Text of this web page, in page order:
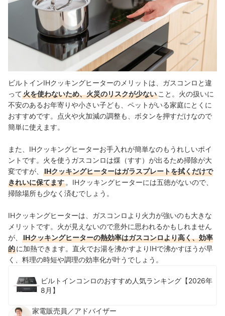
ビルトインIHクッキングヒーターのメリットは、ガスコンロと違
って火を使わないため、火災のリスクが少ない こと。火の扱いに
不安のあるお年寄りや小さい子ども、ペットがいる家庭にとくに
おすすめです。点火や火加減の調整も、ボタンを押すだけなので
簡単に使えます。
また、IHクッキングヒーターお手入れが簡単なのもうれしいポイ
ントです。火を使うガスコンロは煤（すす）が出るため掃除が大
変ですが、
IHクッキングヒーターはガラスプレートを拭くだけで
きれいに保てます 。IHクッキングヒーターには五徳がないので、
掃除場所も少なく済むでしょう。
IHクッキングヒーターは、ガスコンロより火力が強いのも大きな
メリットです。火が見えないので意外に思われるかもしれません
が、
IHクッキングヒーターの熱効率はガスコンロより高く、効率
的に加熱できます。直火でお湯を沸かすよりIHで沸かすほうが早
く、料理の時短や調理の効率化が叶うでしょう。
ビルトインコンロのおすすめ人気ランキング【2026年
8月】
家電販売員／アドバイザー